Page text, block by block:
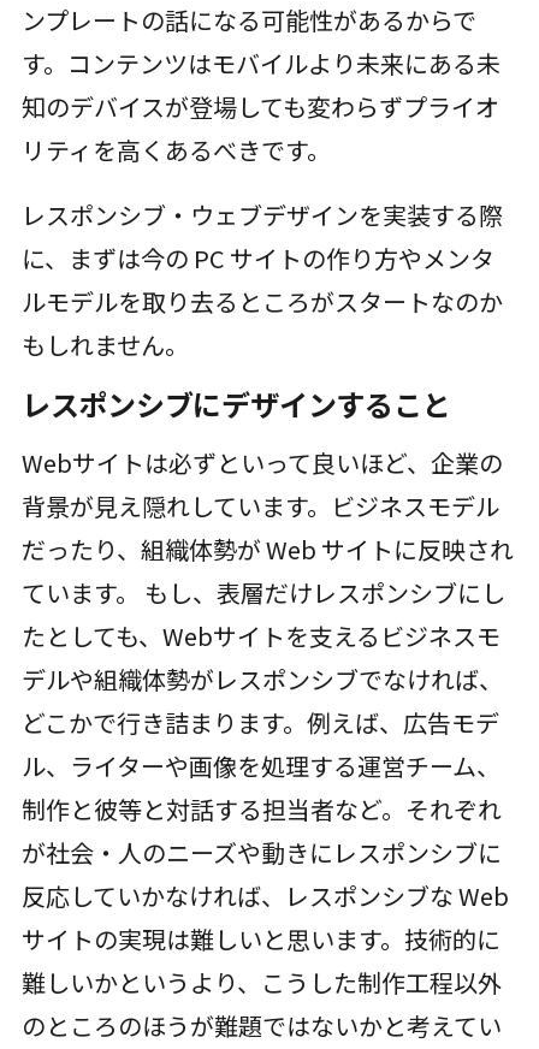
ンプレートの話になる可能性があるからで
す。コンテンツはモバイルより未来にある未
知のデバイスが登場しても変わらずプライオ
リティを高くあるべきです。
レスポンシブ・ウェブデザインを実装する際
に、まずは今の PC サイトの作り方やメンタ
ルモデルを取り去るところがスタートなのか
もしれません。
レスポンシブにデザインすること
Webサイトは必ずといって良いほど、企業の
背景が見え隠れしています。ビジネスモデル
だったり、組織体勢が Web サイトに反映され
ています。 もし、表層だけレスポンシブにし
たとしても、Webサイトを支えるビジネスモ
デルや組織体勢がレスポンシブでなければ、
どこかで行き詰まります。例えば、広告モデ
ル、ライターや画像を処理する運営チーム、
制作と彼等と対話する担当者など。それぞれ
が社会・人のニーズや動きにレスポンシブに
反応していかなければ、レスポンシブな Web
サイトの実現は難しいと思います。技術的に
難しいかというより、こうした制作工程以外
のところのほうが難題ではないかと考えてい